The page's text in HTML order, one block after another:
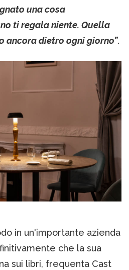
una cosa
ti regala niente. Quella
ancora dietro ogni giorno”.
in un'importante azienda
che la sua
sui libri, frequenta Cast